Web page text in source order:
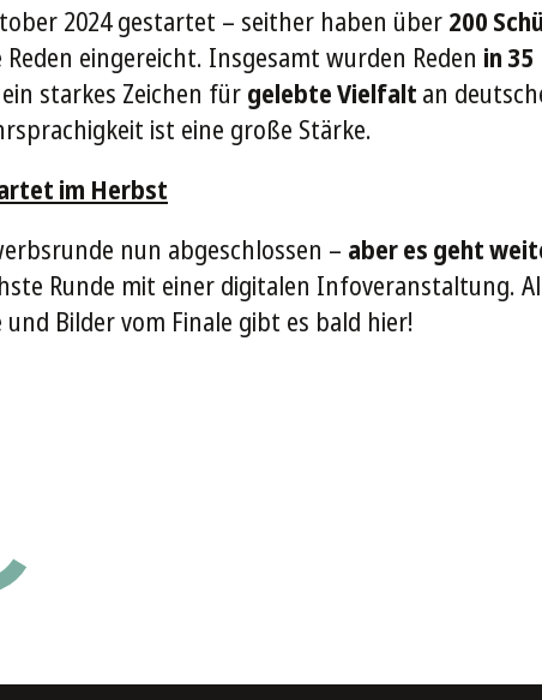
2024 gestartet – seither haben über200
eingereicht. Insgesamt wurden Reden in 35
starkes Zeichen fürgelebte Vielfaltan
ist eine große Stärke.
im Herbst
nun abgeschlossen – aber es geht
Runde mit einer digitalen Infoveranstaltung.
Bilder vom Finale gibt es bald hier!